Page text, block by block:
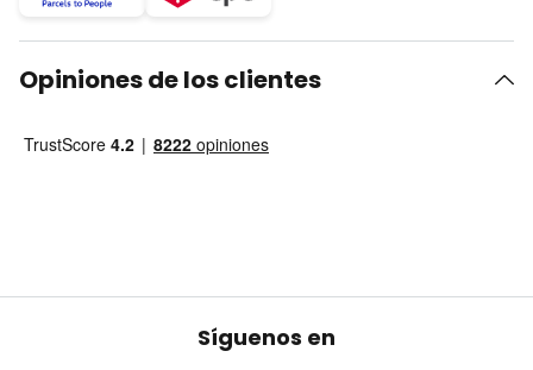
Opiniones de los clientes
Síguenos en